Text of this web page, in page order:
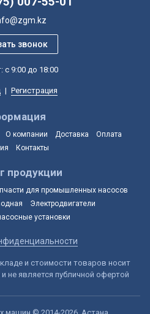
с 9:00 до 18:00
| Регистрация
О компании Доставка
Оплата
Контакты
продукции
для промышленных насосов
Электродвигатели
установки
и стоимости товаров носит
не является публичной офертой